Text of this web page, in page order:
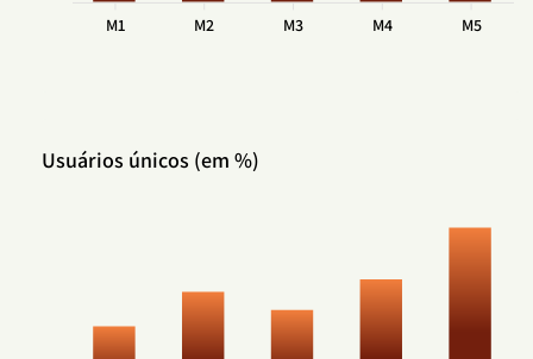
M1
M2 M3 M4 M5
Usuários únicos (em %)